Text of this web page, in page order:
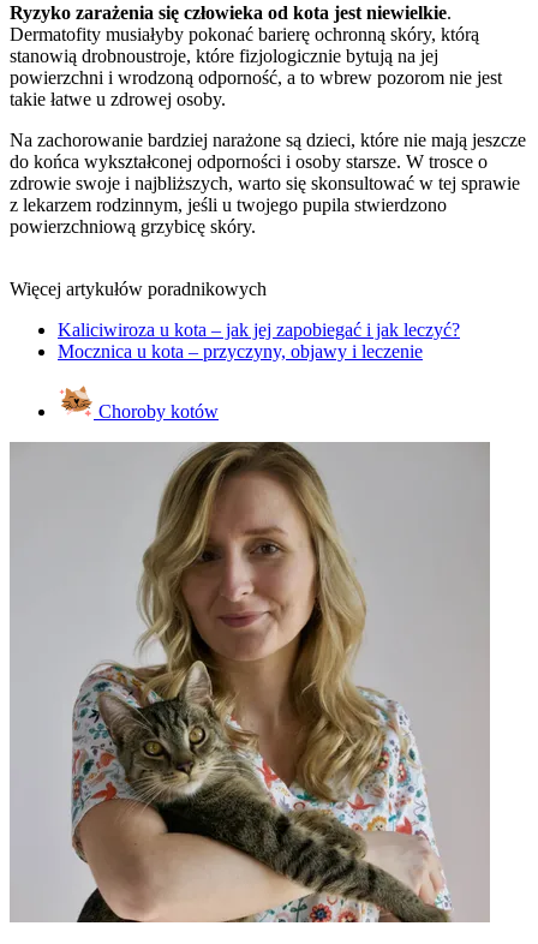
Ryzyko zarażenia się człowieka od kota jest niewielkie.
Dermatofity musiałyby pokonać barierę ochronną skóry, którą
stanowią drobnoustroje, które fizjologicznie bytują na jej
powierzchni i wrodzoną odporność, a to wbrew pozorom nie jest
takie łatwe u zdrowej osoby.
Na zachorowanie bardziej narażone są dzieci, które nie mają jeszcze
do końca wykształconej odporności i osoby starsze. W trosce o
zdrowie swoje i najbliższych, warto się skonsultować w tej sprawie
z lekarzem rodzinnym, jeśli u twojego pupila stwierdzono
powierzchniową grzybicę skóry.
Więcej artykułów poradnikowych
Kaliciwiroza u kota – jak jej zapobiegać i jak leczyć?
Mocznica u kota – przyczyny, objawy i leczenie
Choroby kotów